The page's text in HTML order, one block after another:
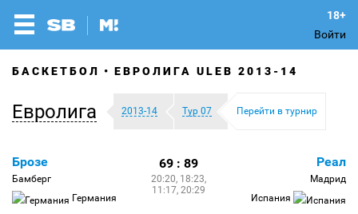
Войти
БАСКЕТБОЛ ЕВРОЛИГА ULEB 2013-14
Евролига 2013-14 Тур 07 Перейти в турнир
Брозе
Бамберг
Германия
69 : 89
20:20, 18:23,
11:17, 20:29
Реал
Мадрид
Испания